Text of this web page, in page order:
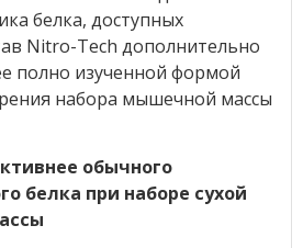
белка, доступных
Nitro-Tech дополнительно
полно изученной формой
набора мышечной массы
обычного
белка при наборе сухой